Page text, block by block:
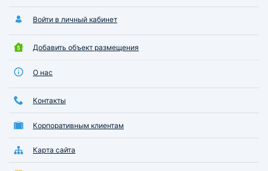
Войти в личный кабинет
Добавить объект размещения
О нас
Контакты
Корпоративным клиентам
Карта сайта